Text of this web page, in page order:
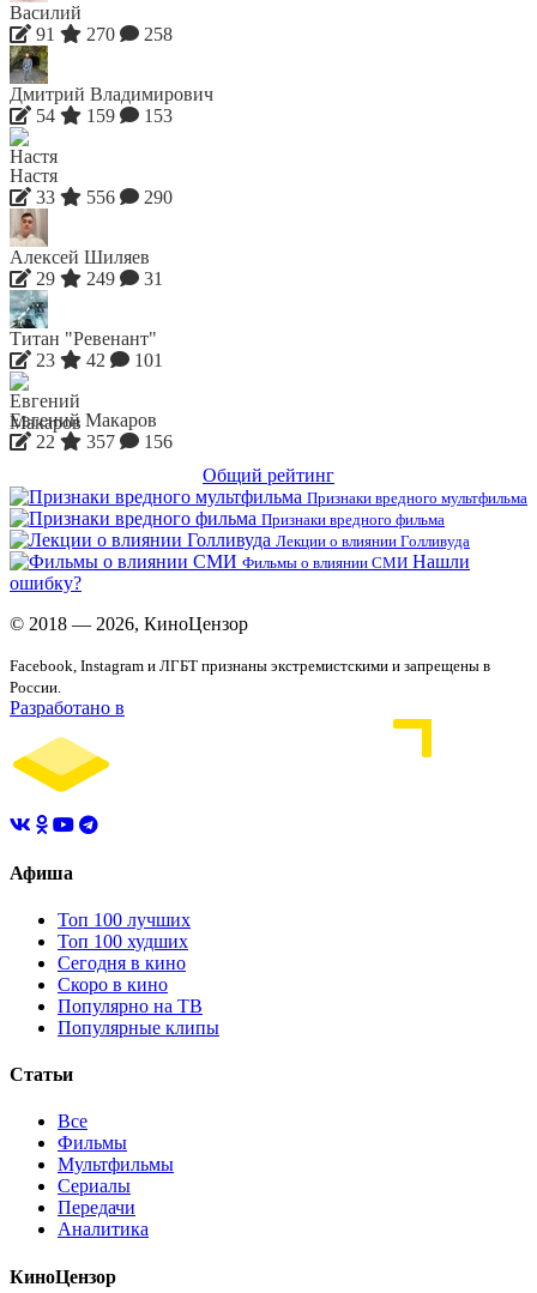
Василий
91
270 258
Дмитрий Владимирович
54
159 153
Настя
33
556 290
Алексей Шиляев
29
249 31
Титан "Ревенант"
23
42 101
Евгений Макаров
22
357
156
Общий рейтинг
Признаки вредного мультфильма
Признаки вредного фильма
Лекции о влиянии Голливуда
Фильмы о влиянии СМИ Нашли
ошибку?
© 2018 — 2026, КиноЦензор
Facebook, Instagram и ЛГБТ признаны экстремистскими и запрещены в
России.
Разработано в
Афиша
Топ 100 лучших
Топ 100 худших
Сегодня в кино
Скоро в кино
Популярно на ТВ
Популярные клипы
Статьи
Все
Фильмы
Мультфильмы
Сериалы
Передачи
Аналитика
КиноЦензор